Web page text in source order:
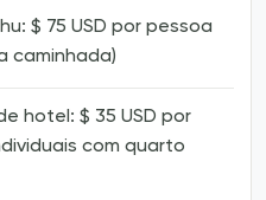
$ 75 USD por pessoa
caminhada)
hotel: $ 35 USD por
com quarto